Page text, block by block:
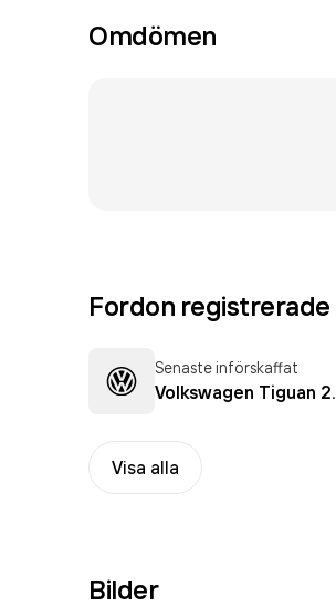
Omdömen
Fordon registrerade
Senaste införskaffat
Volkswagen Tiguan
Visa alla
Bilder